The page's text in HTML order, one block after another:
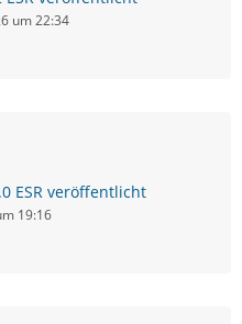
um 22:34
ESR veröffentlicht
19:16